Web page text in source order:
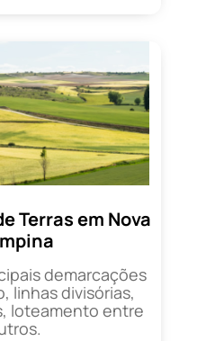
Terras em Nova
demarcações
linhas divisórias,
loteamento entre